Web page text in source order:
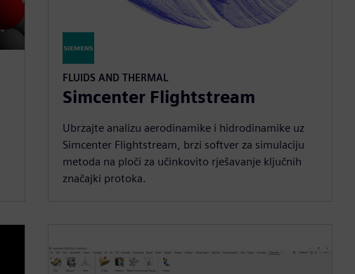
FLUIDS AND THERMAL
Simcenter Flightstream
Ubrzajte analizu aerodinamike i hidrodinamike uz
Simcenter Flightstream, brzi softver za simulaciju
metoda na ploči za učinkovito rješavanje ključnih
značajki protoka.